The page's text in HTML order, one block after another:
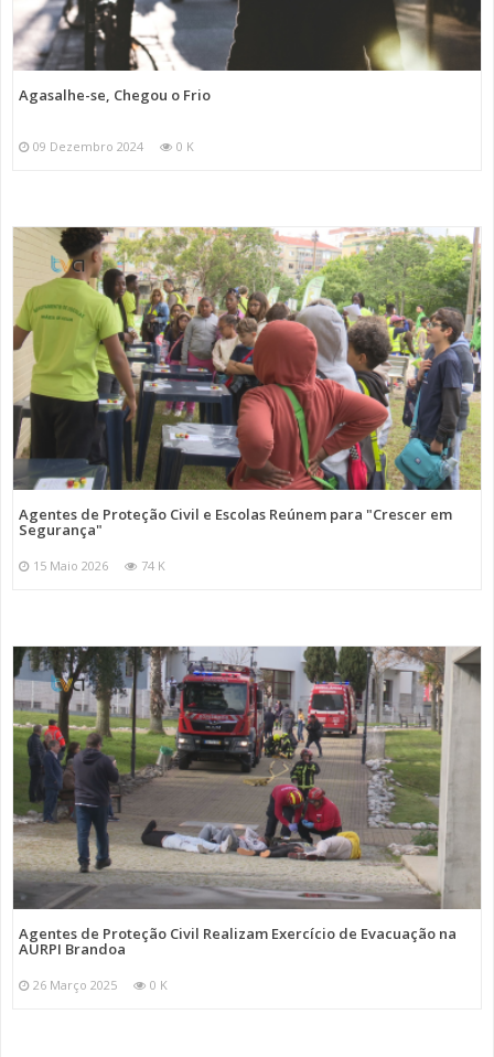
Agasalhe-se, Chegou o Frio
09 Dezembro 2024 0 K
Agentes de Proteção Civil e Escolas Reúnem para "Crescer em
Segurança"
15 Maio 2026 74 K
Agentes de Proteção Civil Realizam Exercício de Evacuação na
AURPI Brandoa
26 Março 2025 0 K